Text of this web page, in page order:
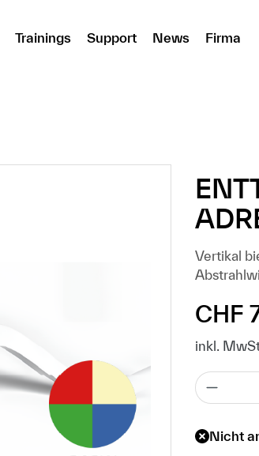
Trainings Support News Firma
Vertikal
Regulärer
CHF
inkl.
Nicht